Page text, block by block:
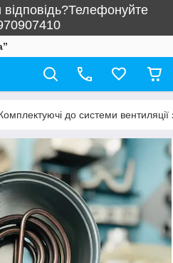
до системи вентиляції